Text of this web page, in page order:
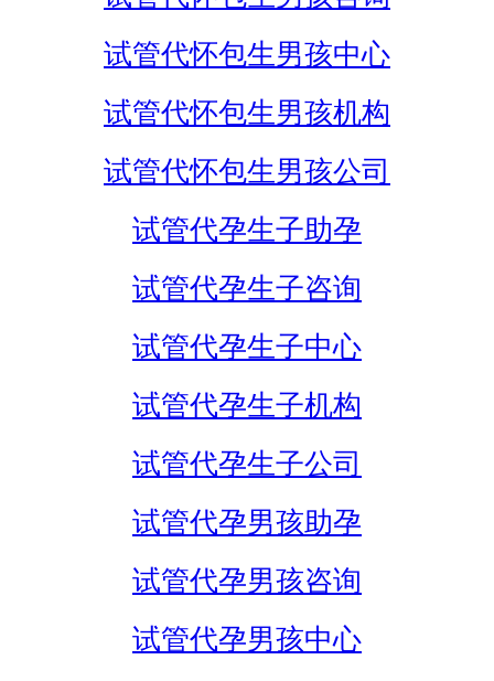
试管代怀包生男孩中心
试管代怀包生男孩机构
试管代怀包生男孩公司
试管代孕生子助孕
试管代孕生子咨询
试管代孕生子中心
试管代孕生子机构
试管代孕生子公司
试管代孕男孩助孕
试管代孕男孩咨询
试管代孕男孩中心